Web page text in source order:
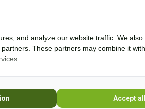
ijzerloos en wonen in een paddock
Sinds 20
and analyze our website traffic. We
These partners may combine it
Accept all